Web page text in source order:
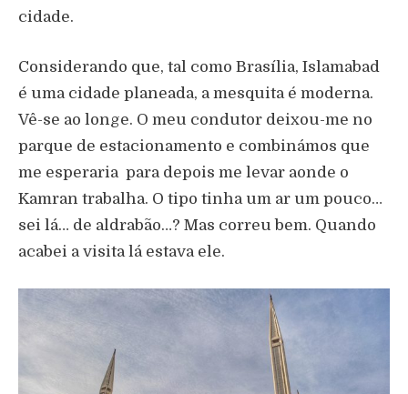
cidade.
Considerando que, tal como Brasília, Islamabad
é uma cidade planeada, a mesquita é moderna.
Vê-se ao longe. O meu condutor deixou-me no
parque de estacionamento e combinámos que
me esperaria para depois me levar aonde o
Kamran trabalha. O tipo tinha um ar um pouco…
sei lá… de aldrabão…? Mas correu bem. Quando
acabei a visita lá estava ele.